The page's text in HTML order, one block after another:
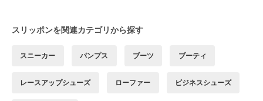
スリッポンを関連カテゴリから探す
スニーカー パンプス ブーツ ブーティ
レースアップシューズ ローファー ビジネスシューズ